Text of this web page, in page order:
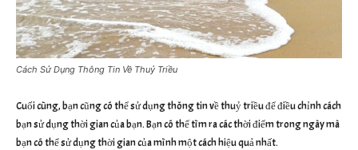
Cách Sử Dụng Thông Tin Về Thuỷ Triều
Cuối cùng, bạn cũng có thể sử dụng thông tin về thuỷ triều để điều chỉnh cách
bạn sử dụng thời gian của bạn. Bạn có thể tìm ra các thời điểm trong ngày mà
bạn có thể sử dụng thời gian của mình một cách hiệu quả nhất.